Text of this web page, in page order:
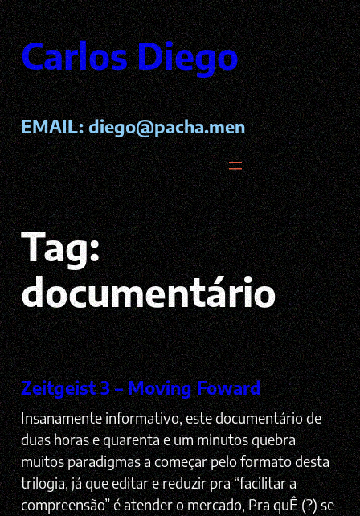
Pular
para
o
conteúdo
Carlos Diego
EMAIL:diego@pacha.men
Tag:
documentário
Zeitgeist 3 – Moving Foward
Insanamente informativo, este documentário de
duas horas e quarenta e um minutos quebra
muitos paradigmas a começar pelo formato desta
trilogia, já que editar e reduzir pra “facilitar a
compreensão” é atender o mercado, Pra quÊ (?) se